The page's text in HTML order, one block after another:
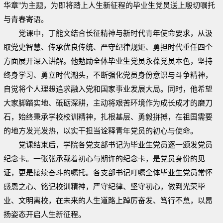
华章”为主题，为即将踏上人生新征程的毕业生党员送上殷切嘱托
与青春寄语。
党课中，丁能文结合长征精神与新时代青年使命要求，从汲
取党史智慧、传承优良传统、严守纪律规矩、勇担时代重任四个
方面展开深入讲解。他勉励全体毕业生党员永葆党员本色，坚持
终身学习、勇立时代潮头，不断强化党员身份意识与斗争精神，
自觉将个人理想追求融入党和国家事业发展大局。同时，他希望
大家脚踏实地、砥砺深耕，主动将艰苦环境作为成长成才的磨刀
石，始终秉承学校校训精神，扎根基层、勇毅拼搏，在祖国需要
的地方发光发热，以实干担当诠释青年党员的初心与使命。
党课结束后，学院各党支部书记为毕业生党员逐一颁发党员
纪念卡。一张张承载着初心与期许的纪念卡，是党员身份的见
证，更是接续奋斗的嘱托。各支部书记叮嘱全体毕业生党员常怀
感恩之心、铭记校训精神，严守纪律、坚守初心，做到光荣毕
业、文明离校，在未来的人生道路上踔厉奋发、笃行不怠，以昂
扬姿态开启人生新征程。